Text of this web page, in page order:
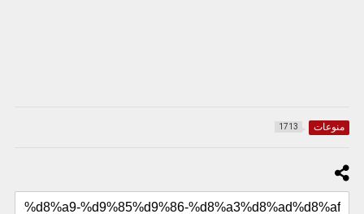
منوعات 1713